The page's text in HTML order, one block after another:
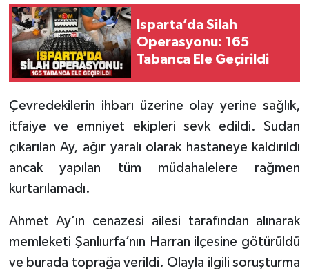
Isparta’da Silah
Operasyonu: 165
Tabanca Ele Geçirildi
Çevredekilerin ihbarı üzerine olay yerine sağlık,
itfaiye ve emniyet ekipleri sevk edildi. Sudan
çıkarılan Ay, ağır yaralı olarak hastaneye kaldırıldı
ancak yapılan tüm müdahalelere rağmen
kurtarılamadı.
Ahmet Ay’ın cenazesi ailesi tarafından alınarak
memleketi Şanlıurfa’nın Harran ilçesine götürüldü
ve burada toprağa verildi. Olayla ilgili soruşturma
Yerel
İletişim
Künye